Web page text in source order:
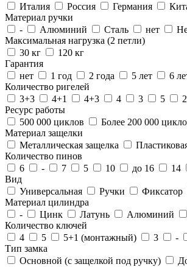
Италия
Россия Германия
Материал ручки
-
Алюминий Сталь нет
Максимальная нагрузка (2 петли)
30 кг
120 кг
Гарантия
нет
1 год 2 года 5 лет 6
Количество ригелей
3+3
4+1 4+3 4 3 5 2
Ресурс работы
500 000 циклов
Более 200 000
Материал защелки
Металлическая защелка
Количество пинов
6
- 7 5 10 до 16 14
Вид
Универсальная
Ручки Фиксатор
Материал цилиндра
-
Цинк Латунь Алюминий
Количество ключей
4
5 5+1 (монтажный) 3 -
Тип замка
Основной (с защелкой под ручку)